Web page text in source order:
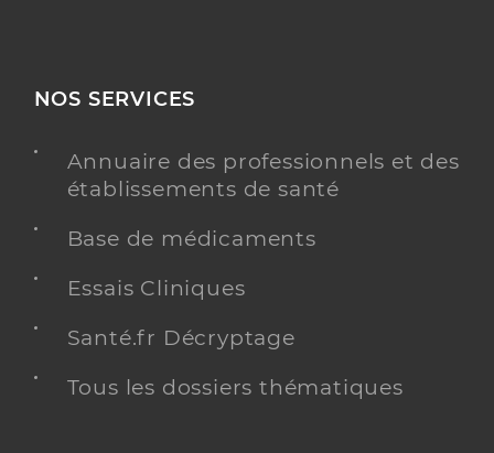
NOS SERVICES
Annuaire des professionnels et des
établissements de santé
Base de médicaments
Essais Cliniques
Santé.fr Décryptage
Tous les dossiers thématiques